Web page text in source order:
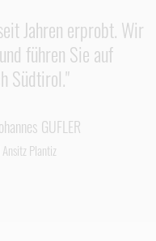
Jahren erprobt. Wir
führen Sie auf
Südtirol."
GUFLER
Plantiz